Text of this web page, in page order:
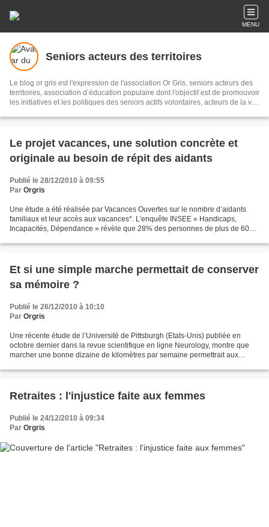
MENU
Seniors acteurs des territoires
Le blog or gris est l'expression de l'association Or Gris, seniors acteurs des
territoires, association d’éducation populaire dont l'objectif est de promouvoir
les initiatives et les politiques des seniors actifs volontaires, acteurs de la vie
territoires. Il s'agit de recueillir et diffuser initiatives et informations sur le
Le projet vacances, une solution concrète et
originale au besoin de répit des aidants
Publié le 28/12/2010 à 09:55
Par Orgris
Une étude a été réalisée par Vacances Ouvertes sur le nombre d’aidants
familiaux et leur accès aux vacances*. L’enquête INSEE « Handicaps,
Incapacités, Dépendance » révèle que 28% des personnes de plus de 60
Et si une simple marche permettait de conserver
sa mémoire ?
Publié le 26/12/2010 à 10:10
Par Orgris
Une récente étude de l’Université de Pittsburgh (Etats-Unis) publiée en
octobre dernier dans la revue scientifique en ligne Neurology, montre que
marcher une bonne dizaine de kilomètres par semaine permettrait aux
Retraites : l'injustice faite aux femmes
Publié le 24/12/2010 à 09:34
Par Orgris